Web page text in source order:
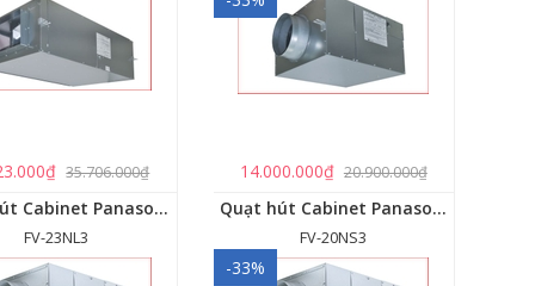
35.706.000₫ 14.000.000₫ 20.900.000₫
Quạt hút Cabinet Panasonic FV-23NL3
FV-23NL3
Quạt hút Cabinet Panasonic FV-20NS3
FV-20NS3
-33%